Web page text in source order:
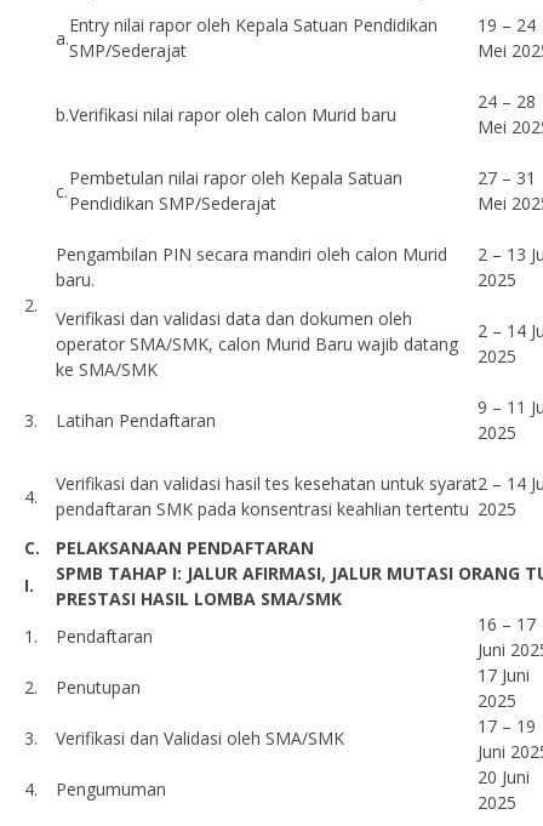
a.
Entry nilai rapor oleh Kepala Satuan Pendidikan
SMP/Sederajat
19 – 24
Mei
b.Verifikasi nilai rapor oleh calon Murid baru
24 – 28
Mei
c.
Pembetulan nilai rapor oleh Kepala Satuan
Pendidikan SMP/Sederajat
27 – 31
Mei
2.
Pengambilan PIN secara mandiri oleh calon Murid
baru.
2 – 13
2025
Verifikasi dan validasi data dan dokumen oleh
operator SMA/SMK, calon Murid Baru wajib datang
ke SMA/SMK
2 – 14
2025
3. Latihan Pendaftaran
9 – 11
2025
4.
Verifikasi dan validasi hasil tes kesehatan untuk syarat
pendaftaran SMK pada konsentrasi keahlian tertentu
2 – 14
2025
C.
PELAKSANAAN PENDAFTARAN
I.
SPMB TAHAP I: JALUR AFIRMASI, JALUR MUTASI ORANG
PRESTASI HASIL LOMBA SMA/SMK
1.
Pendaftaran
16 – 17
Juni
2.
Penutupan
17 Juni
2025
3.
Verifikasi dan Validasi oleh SMA/SMK
17 – 19
Juni
4.
Pengumuman
20 Juni
2025